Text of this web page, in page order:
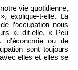
vie quotidienne,
explique-t-elle. La
l’occupation nous
», dit-elle. « Peu
d’économie ou de
sont toujours
elles et elles se